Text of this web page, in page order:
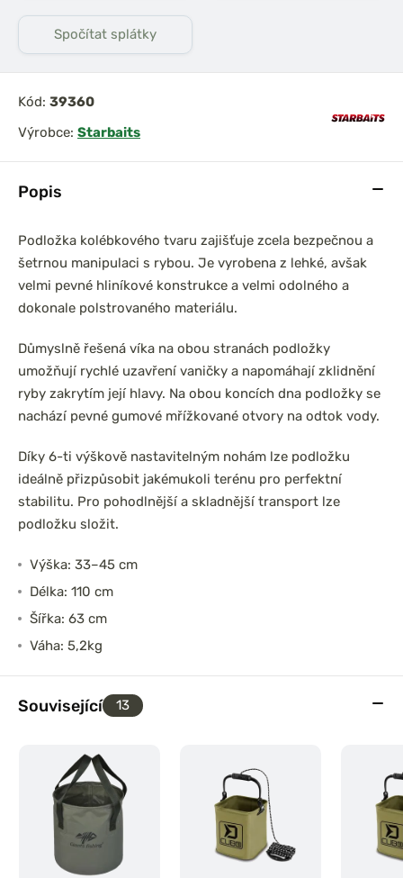
Popis
Podložka kolébkového tvaru zajišťuje zcela bezpečnou a
šetrnou manipulaci s rybou. Je vyrobena z lehké, avšak
velmi pevné hliníkové konstrukce a velmi odolného a
dokonale polstrovaného materiálu.
Důmyslně řešená víka na obou stranách podložky
umožňují rychlé uzavření vaničky a napomáhají zklidnění
ryby zakrytím její hlavy. Na obou koncích dna podložky se
nachází pevné gumové mřížkované otvory na odtok vody.
Díky 6-ti výškově nastavitelným nohám lze podložku
ideálně přizpůsobit jakémukoli terénu pro perfektní
stabilitu. Pro pohodlnější a skladnější transport lze
podložku složit.
Výška: 33–45 cm
Délka: 110 cm
Šířka: 63 cm
Váha: 5,2kg
Související 13
Spočítat splátky
Kód: 39360
Výrobce: Starbaits